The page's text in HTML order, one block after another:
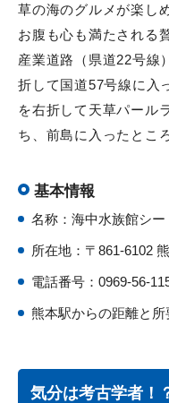
草の海のグルメが楽し
お腹も心も満たされる
産業道路（県道22号線
折して国道57号線に入
を右折して天草パール
ち、前島に入ったとこ
基本情報
名称：海中水族館シー
所在地：〒861-6102
電話番号：0969-56-
熊本駅からの距離と
気分は考古学者！